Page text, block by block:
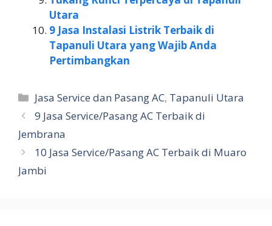
Utara
9 Jasa Instalasi Listrik Terbaik di
Tapanuli Utara yang Wajib Anda
Pertimbangkan
Kategori
Jasa Service dan Pasang AC, Tapanuli Utara
9 Jasa Service/Pasang AC Terbaik di
Jembrana
10 Jasa Service/Pasang AC Terbaik di Muaro
Jambi